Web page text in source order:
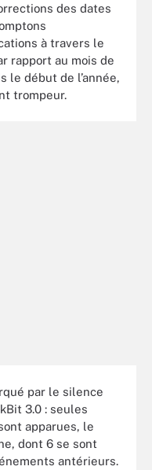
des dates
à travers le
rapport au mois de
le début de l’année,
trompeur.
par le silence
3.0 : seules
apparues, le
dont 6 se sont
antérieurs.